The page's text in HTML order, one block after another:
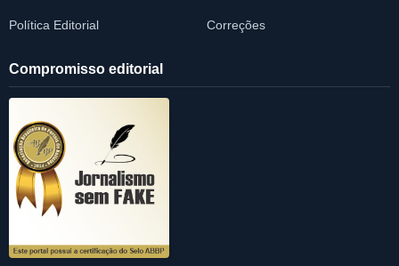
Política Editorial Correções
Compromisso editorial